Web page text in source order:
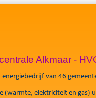
van 46
(warmte, elektriciteit en gas)
Alkmaar -